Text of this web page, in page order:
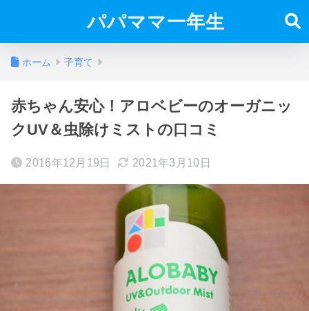
パパママ一年生
ホーム 子育て
赤ちゃん安心！アロベビーのオーガニッ
クUV＆虫除けミストの口コミ
2016年12月19日 2021年3月10日